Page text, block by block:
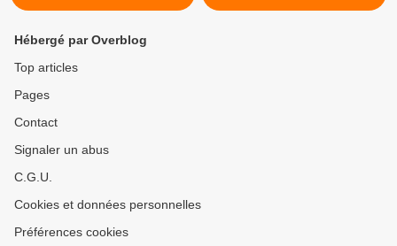
Hébergé par Overblog
Top articles
Pages
Contact
Signaler un abus
C.G.U.
Cookies et données personnelles
Préférences cookies